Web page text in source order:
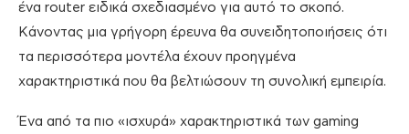
ένα router ειδικά σχεδιασμένο για αυτό το σκοπό.
Κάνοντας μια γρήγορη έρευνα θα συνειδητοποιήσεις ότι
τα περισσότερα μοντέλα έχουν προηγμένα
χαρακτηριστικά που θα βελτιώσουν τη συνολική εμπειρία.
Ένα από τα πιο «ισχυρά» χαρακτηριστικά των gaming